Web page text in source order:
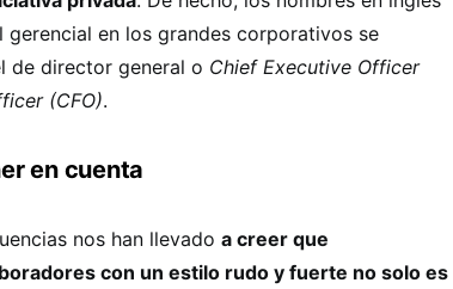
en los grandes corporativos se
de director general o Chief Executive Officer
(CFO).
en cuenta
nos han llevado a creer que
con un estilo rudo y fuerte no solo es